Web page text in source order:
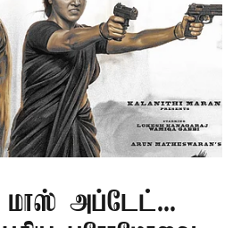
மாஸ் அப்டேட்...